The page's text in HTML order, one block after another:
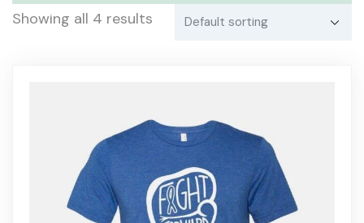
Showing all 4 results